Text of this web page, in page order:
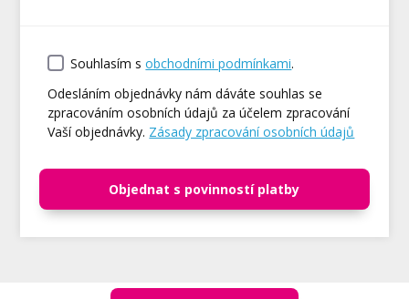
Souhlasím sobchodními podmínkami.
Odesláním objednávky nám dáváte souhlas se
zpracováním osobních údajů za účelem zpracování
Vaší objednávky. Zásady zpracování osobních údajů
Objednat s povinností platby